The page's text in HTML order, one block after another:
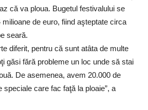
că va ploua. Bugetul festivalului se
de euro, fiind aşteptate circa
seară.
diferit, pentru că sunt atâta de multe
găsi fără probleme un loc unde să stai
De asemenea, avem 20.000 de
speciale care fac faţă la ploaie”, a